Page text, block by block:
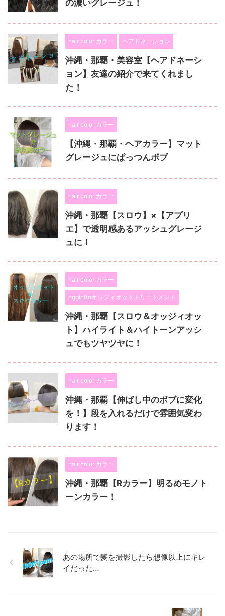
の濃いグレージュ！
hair color カラー ヘアドネーション
沖縄・那覇・美容室【ヘアドネーシ
ョン】友達の紹介で来てくれまし
た！
hair color カラー
【沖縄・那覇・ヘアカラー】マット
グレージュにぱっつんボブ
hair color カラー
沖縄・那覇【スロウ】×【アプリ
エ】で透明感あるアッシュグレージ
ュに！
hair color カラー
oggiottoオッジィオットトリートメント
沖縄・那覇【スロウ＆オッジィオッ
ト】ハイライト＆ハイトーンアッシ
ュでもツヤツヤに！
hair color カラー
沖縄・那覇【伸ばし中のボブに変化
を！】段を入れるだけで雰囲気変わ
ります！
hair color カラー
沖縄・那覇【Rカラー】明るめモノト
ーンカラー！
あの場所で髪を撮影したら想像以上にキレ
イだった…